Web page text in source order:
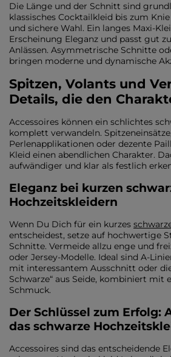
Die Länge und der Schnitt sind
klassisches Cocktailkleid bis zum
und sichere Wahl. Ein langes Maxi-
Erscheinung Eleganz und passt gut
Anlässen. Asymmetrische Schnitte
bringen moderne und dynamische
Spitzen, Volants und
Details, die den
Accessoires können ein schlichtes
komplett verwandeln.
Perlenapplikationen oder dezente
Kleid einen abendlichen Charakter.
aufwändiger und klar als festlich
Eleganz bei kurzen
Hochzeitskleidern
Wenn Du Dich für ein kurzes
entscheidest, setze auf hochwertige
Schnitte. Vermeide allzu enge und
oder Jersey-Modelle. Ideal sind A-
mit interessantem Ausschnitt oder
Schwarze“ aus Seide, kombiniert mit
Schmuck.
Der Schlüssel zum Erfolg:
das schwarze
Accessoires sind das entscheidende